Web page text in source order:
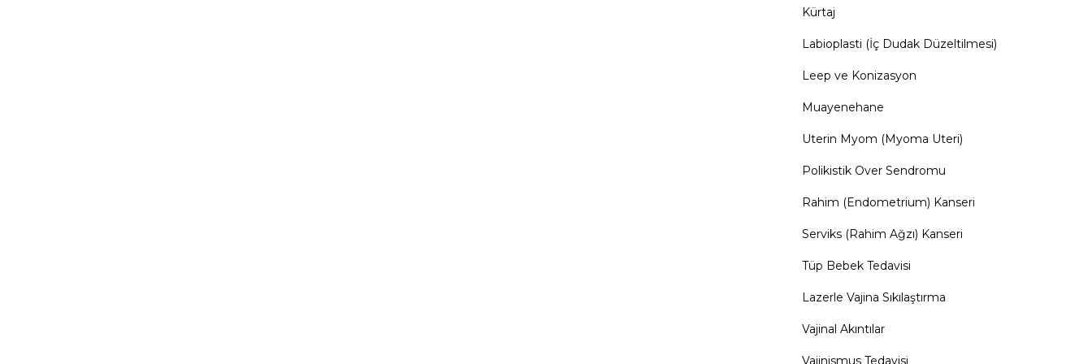
Kürtaj
Labioplasti (İç Dudak Düzeltilmesi)
Leep ve Konizasyon
Muayenehane
Uterin Myom (Myoma Uteri)
Polikistik Over Sendromu
Rahim (Endometrium) Kanseri
Serviks (Rahim Ağzı) Kanseri
Tüp Bebek Tedavisi
Lazerle Vajina Sıkılaştırma
Vajinal Akıntılar
Vajinismus Tedavisi